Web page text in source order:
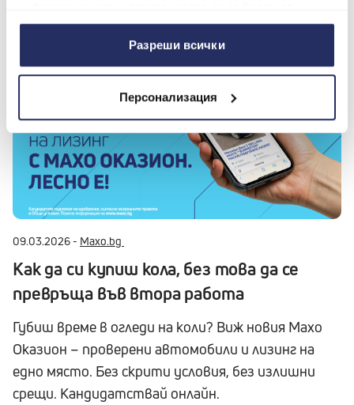
ползването от Ваша страна на услугите им.
Разреши всички
Персонализация
09.03.2026 - Maxo.bg
Как да си купиш кола, без това да се
превръща във втора работа
Губиш време в огледи на коли? Виж новия Maxo
Оказион – проверени автомобили и лизинг на
едно място. Без скрити условия, без излишни
срещи. Кандидатствай онлайн.